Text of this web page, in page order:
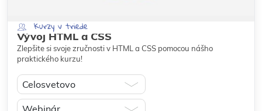
Kurzy v triede
Vývoj HTML a CSS
Zlepšite si svoje zručnosti v HTML a CSS pomocou nášho
praktického kurzu!